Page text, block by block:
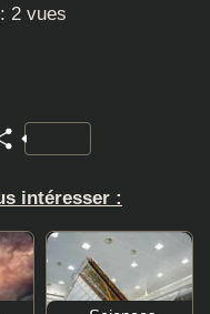
2 vues
Partager
intéresser :